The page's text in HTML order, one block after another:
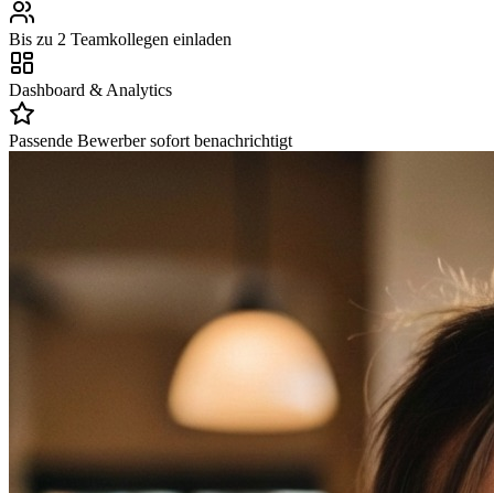
Bis zu 2 Teamkollegen einladen
Dashboard & Analytics
Passende Bewerber sofort benachrichtigt